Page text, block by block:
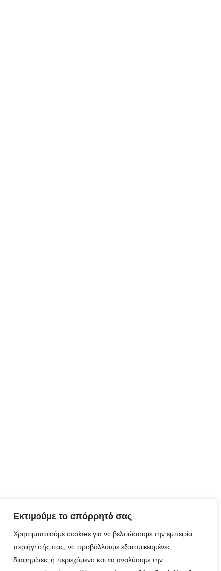
Εκτιμούμε το απόρρητό σας
Χρησιμοποιούμε cookies για να βελτιώσουμε την εμπειρία
περιήγησής σας, να προβάλλουμε εξατομικευμένες
διαφημίσεις ή περιεχόμενο και να αναλύουμε την